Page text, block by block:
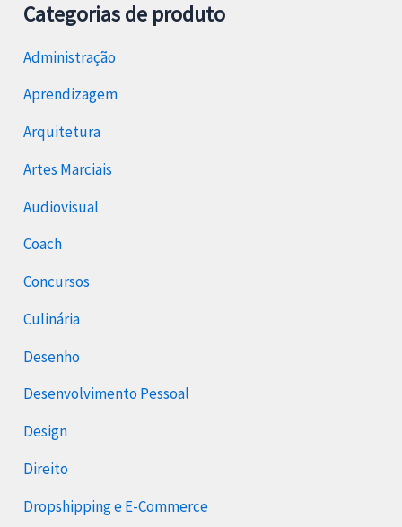
Categorias de produto
Administração
Aprendizagem
Arquitetura
Artes Marciais
Audiovisual
Coach
Concursos
Culinária
Desenho
Desenvolvimento Pessoal
Design
Direito
Dropshipping e E-Commerce